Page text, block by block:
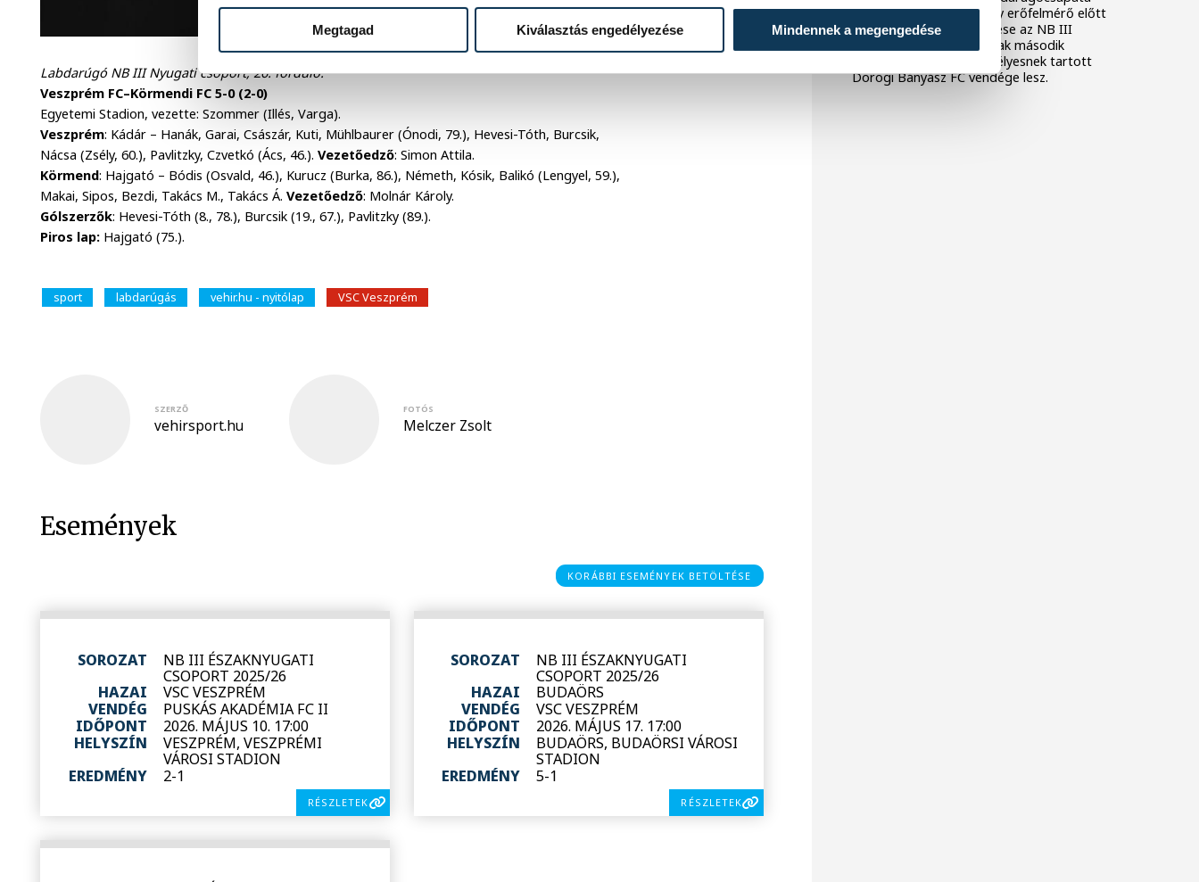
Megtagad Kiválasztás engedélyezése Mindennek a megengedése
Labdarúgó NB III Nyugati csoport, 26. forduló:
Veszprém FC–Körmendi FC 5-0 (2-0)
Egyetemi Stadion, vezette: Szommer (Illés, Varga).
Veszprém: Kádár – Hanák, Garai, Császár, Kuti, Mühlbaurer (Ónodi, 79.), Hevesi-Tóth, Burcsik,
Nácsa (Zsély, 60.), Pavlitzky, Czvetkó (Ács, 46.).Vezetőedző: Simon Attila.
Körmend: Hajgató – Bódis (Osvald, 46.), Kurucz (Burka, 86.), Németh, Kósik, Balikó (Lengyel, 59.),
Makai, Sipos, Bezdi, Takács M., Takács Á.Vezetőedző: Molnár Károly.
Gólszerzők: Hevesi-Tóth (8., 78.), Burcsik (19., 67.), Pavlitzky (89.).
Piros lap: Hajgató (75.).
sport labdarúgás vehir.hu - nyitólap VSC Veszprém
SZERZŐ
vehirsport.hu
FOTÓS
Melczer Zsolt
Események
KORÁBBI ESEMÉNYEK BETÖLTÉSE
SOROZAT
NB III ÉSZAKNYUGATI
CSOPORT 2025/26
HAZAI
VSC VESZPRÉM
VENDÉG
PUSKÁS AKADÉMIA FC II
IDŐPONT
2026. MÁJUS 10. 17:00
HELYSZÍN
VESZPRÉM, VESZPRÉMI
VÁROSI STADION
EREDMÉNY
2-1
RÉSZLETEK
SOROZAT
NB III ÉSZAKNYUGATI
CSOPORT 2025/26
HAZAI
BUDAÖRS
VENDÉG
VSC VESZPRÉM
IDŐPONT
2026. MÁJUS 17. 17:00
HELYSZÍN
BUDAÖRS, BUDAÖRSI VÁROSI
STADION
EREDMÉNY
5-1
RÉSZLETEK
szombaton újabb komoly erőfelmérő előtt
áll: Gunther Zsolt együttese az NB III
északnyugati csoportjának második
fordulójában a bajnokesélyesnek tartott
Dorogi Bányász FC vendége lesz.